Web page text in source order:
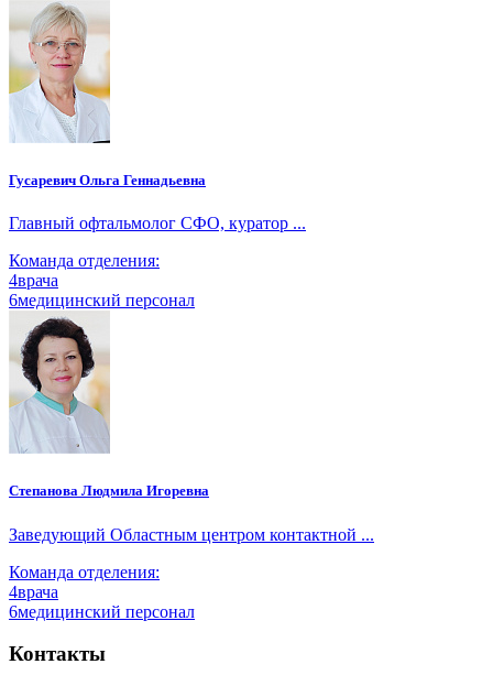
Гусаревич Ольга Геннадьевна
Главный офтальмолог СФО, куратор ...
Команда отделения:
4врача
6медицинский персонал
Степанова Людмила Игоревна
Заведующий Областным центром контактной ...
Команда отделения:
4врача
6медицинский персонал
Контакты